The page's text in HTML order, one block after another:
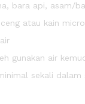
bara api, asam/
atau kain
gunakan air
sekali dalam